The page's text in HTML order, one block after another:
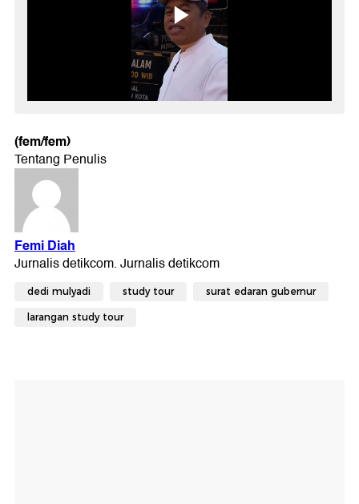
(fem/fem)
dedi mulyadi study tour surat edaran gubernur
larangan study tour